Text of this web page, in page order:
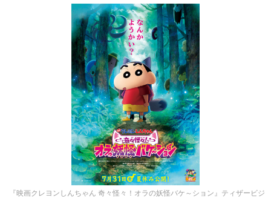
『映画クレヨンしんちゃん 奇々怪々！オラの妖怪バケ～ション』ティザービジ